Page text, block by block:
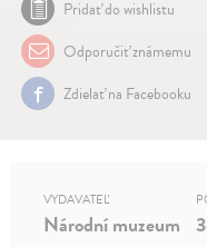
Pridať do wishlistu
Odporučiť známemu
Zdielať na Facebooku
VYDAVATEĽ
Národní muzeum